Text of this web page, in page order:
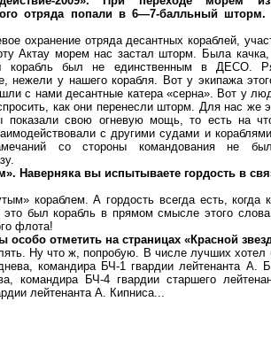
отряда попали в 6—7-балльный шторм.
отряда десантных кораблей,
Актау морем нас застал шторм. Была
корабль был не единственным в ДЕСО.
нежели у нашего корабля. Вот у экипажа
с нами десантные катера «серна». Вот у
как они перенесли шторм. Для нас же
свою огневую мощь, то есть на
с другими судами и
со стороны командования не
Наверняка вы испытываете гордость в
кораблем. А гордость всегда есть, когда
был корабль в прямом смысле этого
флота!
отметить на страницах «Красной
Ну что ж, попробую. В числе лучших хотел
командира БЧ-1 гвардии лейтенанта А.
командира БЧ-4 гвардии старшего
лейтенанта А. Кипниса...